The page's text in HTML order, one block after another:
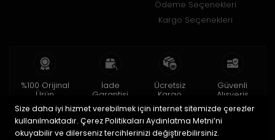
Ödeme Seçenekleri
Kargo Seçenekleri
%100 Orijinal
Ürün
2 yıl garanti
İade
Garantisi
15 gün içinde
iade
Ücretsiz
Kargo
150 TL ve üzeri
Güvenli
Alışveriş
256bit SSL ile
Size daha iyi hizmet verebilmek için internet sitemizde çerezler
kullanılmaktadır. Çerez Politikaları Aydınlatma Metni’ni
okuyabilir ve dilerseniz tercihlerinizi değiştirebilirsiniz.